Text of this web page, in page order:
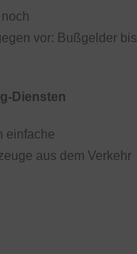
vor: Bußgelder bis
Diensten
einfache
aus dem Verkehr